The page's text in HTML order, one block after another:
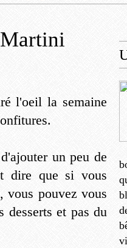
l'oeil la semaine
un peu de
dire que si vous
vous pouvez vous
desserts et pas du